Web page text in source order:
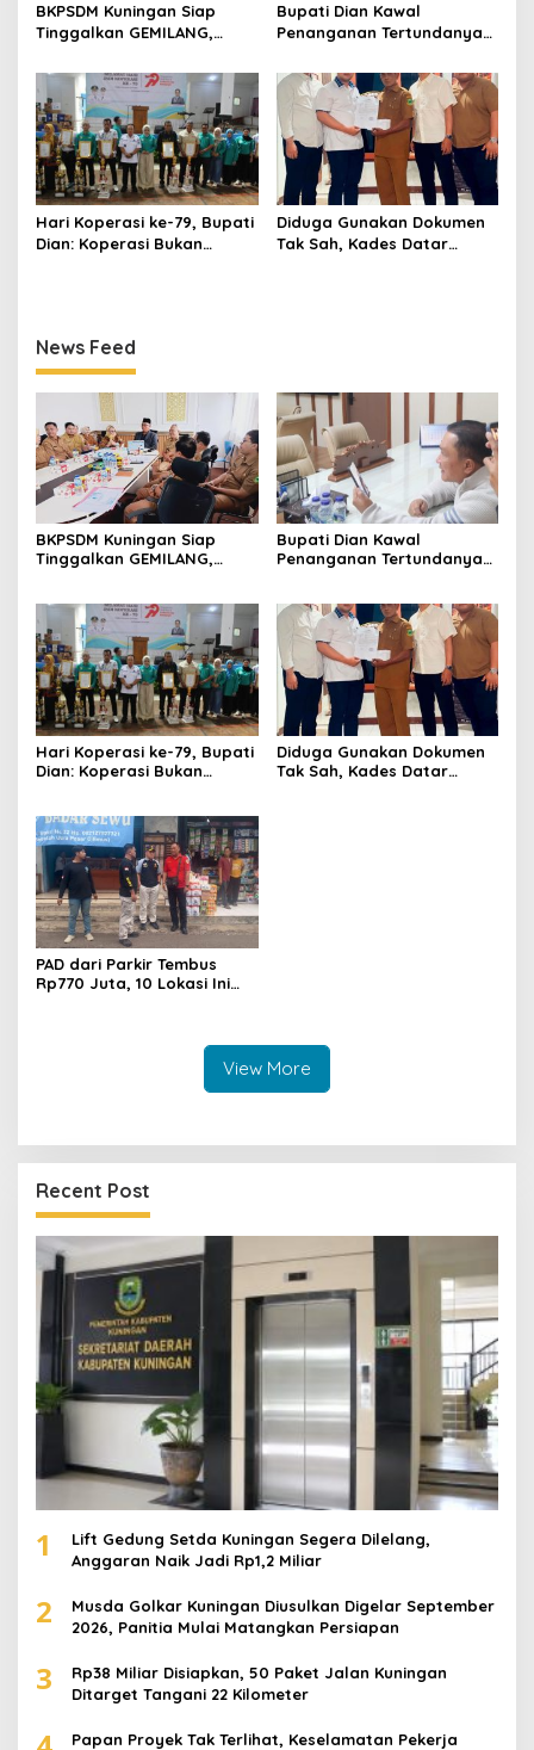
BKPSDM Kuningan Siap
Tinggalkan GEMILANG,
untuk Perkuat Sistem Merit
ASN
Bupati Dian Kawal
Penanganan Tertundanya
Umrah Kuningan, Minta Hak
Jemaah Dipenuhi
Hari Koperasi ke-79, Bupati
Dian: Koperasi Bukan
Diduga Gunakan Dokumen
Tak Sah, Kades Datar
News Feed
BKPSDM Kuningan Siap
Tinggalkan GEMILANG,
Bupati Dian Kawal
Penanganan Tertundanya
Jemaah Dipenuhi
Hari Koperasi ke-79, Bupati
Dian: Koperasi Bukan
Kesejahteraan
Diduga Gunakan Dokumen
Tak Sah, Kades Datar
PAD dari Parkir Tembus
Rp770 Juta, 10 Lokasi Ini
View More
Recent Post
1
Lift Gedung Setda Kuningan Segera Dilelang,
Anggaran Naik Jadi Rp1,2 Miliar
2
Musda Golkar Kuningan Diusulkan Digelar September
2026, Panitia Mulai Matangkan Persiapan
3
Rp38 Miliar Disiapkan, 50 Paket Jalan Kuningan
Ditarget Tangani 22 Kilometer
Papan Proyek Tak Terlihat, Keselamatan Pekerja